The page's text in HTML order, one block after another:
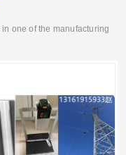
one of the manufacturing